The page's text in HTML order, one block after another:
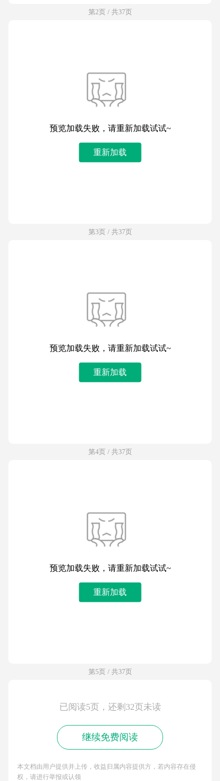
第2页 / 共37页
预览加载失败，请重新加载试试~
重新加载
第3页 / 共37页
预览加载失败，请重新加载试试~
重新加载
第4页 / 共37页
预览加载失败，请重新加载试试~
重新加载
第5页 / 共37页
已阅读5页，还剩32页未读
继续免费阅读
本文档由用户提供并上传，收益归属内容提供方，若内容存在侵
权，请进行举报或认领